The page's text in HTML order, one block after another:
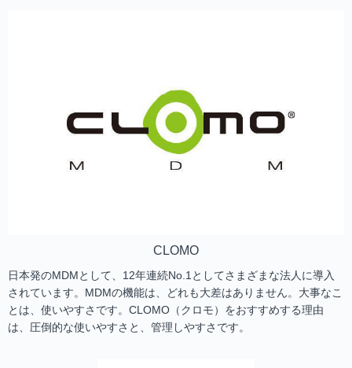
CLOMO
日本発のMDMとして、12年連続No.1としてさまざまな法人に導入
されています。MDMの機能は、どれも大差はありません。大事なこ
とは、使いやすさです。CLOMO（クロモ）をおすすめする理由
は、圧倒的な使いやすさと、管理しやすさです。